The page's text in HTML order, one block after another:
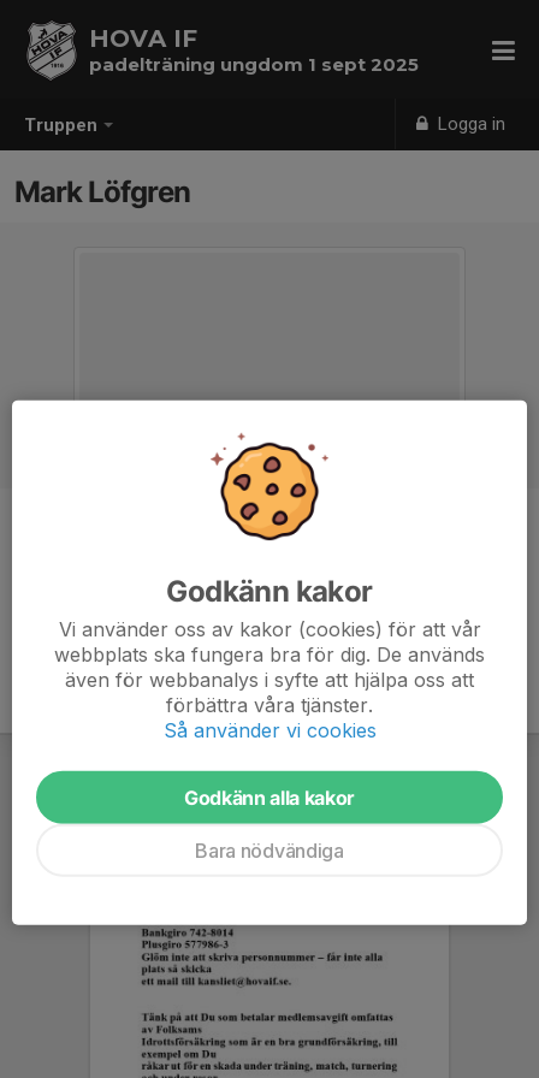
Truppen Logga in
HOVA IF
padelträning ungdom 1 sept 2025
Mark Löfgren
Godkänn kakor
Vi använder oss av kakor (cookies) för att vår
webbplats ska fungera bra för dig. De används
även för webbanalys i syfte att hjälpa oss att
förbättra våra tjänster.
Så använder vi cookies
Godkänn alla kakor
Bara nödvändiga